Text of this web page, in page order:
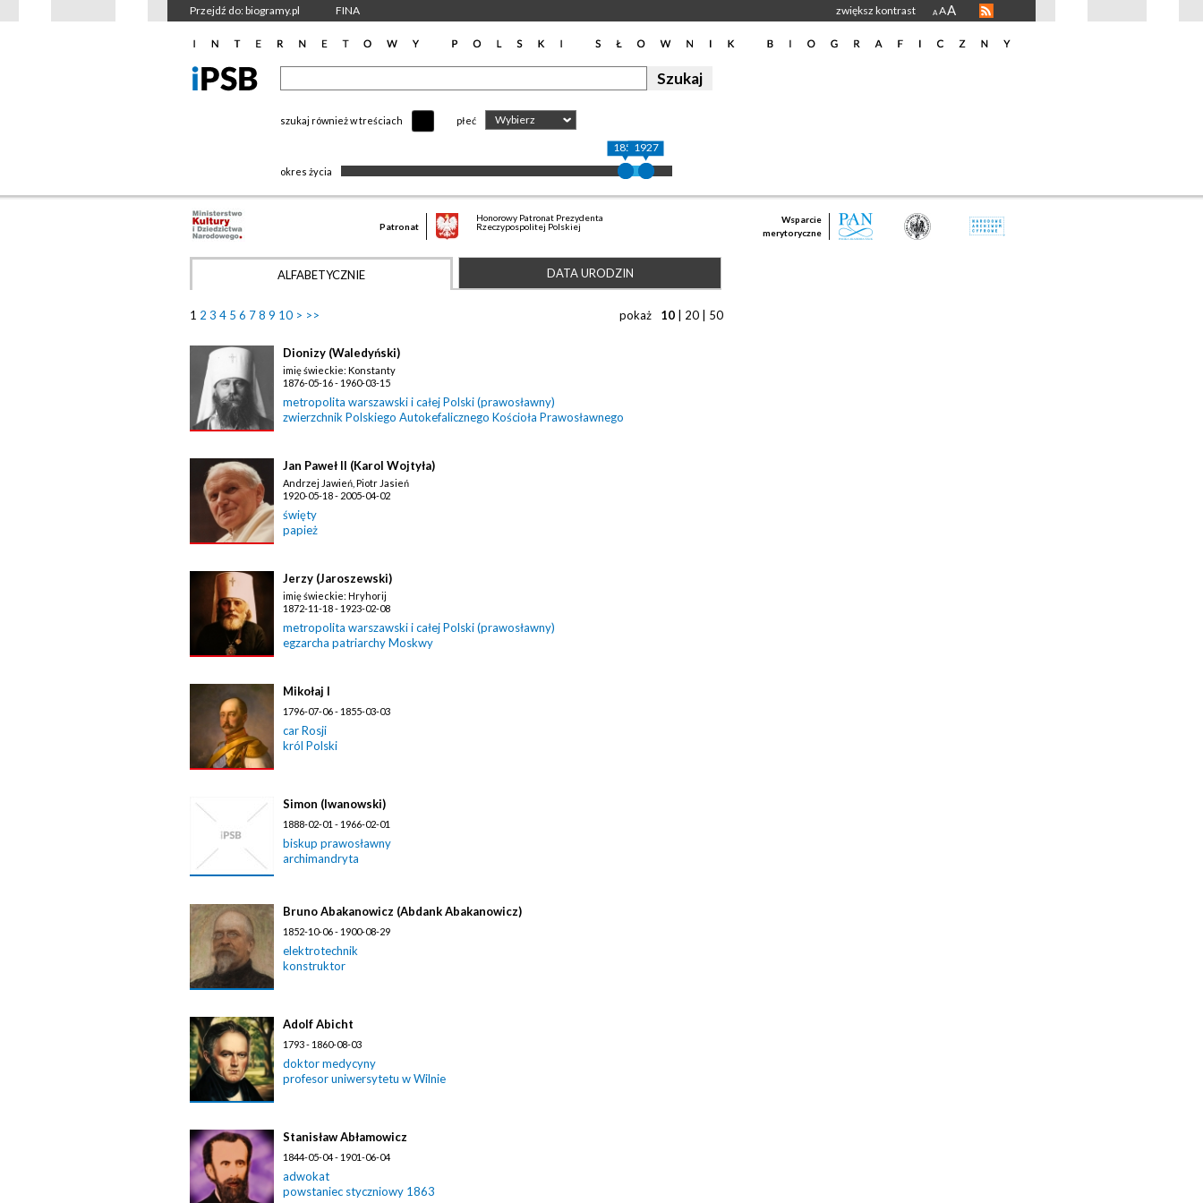
Przejdź do: biogramy.pl FINA zwiększ kontrast A AA
szukaj również w treściach płeć Wybierz
okres życia
18541927
Patronat
Honorowy Patronat Prezydenta
Rzeczypospolitej Polskiej
Wsparcie
merytoryczne
ALFABETYCZNIE DATA URODZIN
1 2 3 4 5 6 78 9 10 > >> pokaż 10 20 50
Dionizy (Waledyński)
imię świeckie: Konstanty
1876-05-16 - 1960-03-15
metropolita warszawski i całej Polski (prawosławny)
zwierzchnik Polskiego Autokefalicznego Kościoła Prawosławnego
Jan Paweł II (Karol Wojtyła)
Andrzej Jawień, Piotr Jasień
1920-05-18 - 2005-04-02
święty
papież
Jerzy (Jaroszewski)
imię świeckie: Hryhorij
1872-11-18 - 1923-02-08
metropolita warszawski i całej Polski (prawosławny)
egzarcha patriarchy Moskwy
Mikołaj I
1796-07-06 - 1855-03-03
car Rosji
król Polski
Simon (Iwanowski)
1888-02-01 - 1966-02-01
biskup prawosławny
archimandryta
Bruno Abakanowicz (Abdank Abakanowicz)
1852-10-06 - 1900-08-29
elektrotechnik
konstruktor
Adolf Abicht
1793 - 1860-08-03
doktor medycyny
profesor uniwersytetu w Wilnie
Stanisław Abłamowicz
1844-05-04 - 1901-06-04
adwokat
powstaniec styczniowy 1863